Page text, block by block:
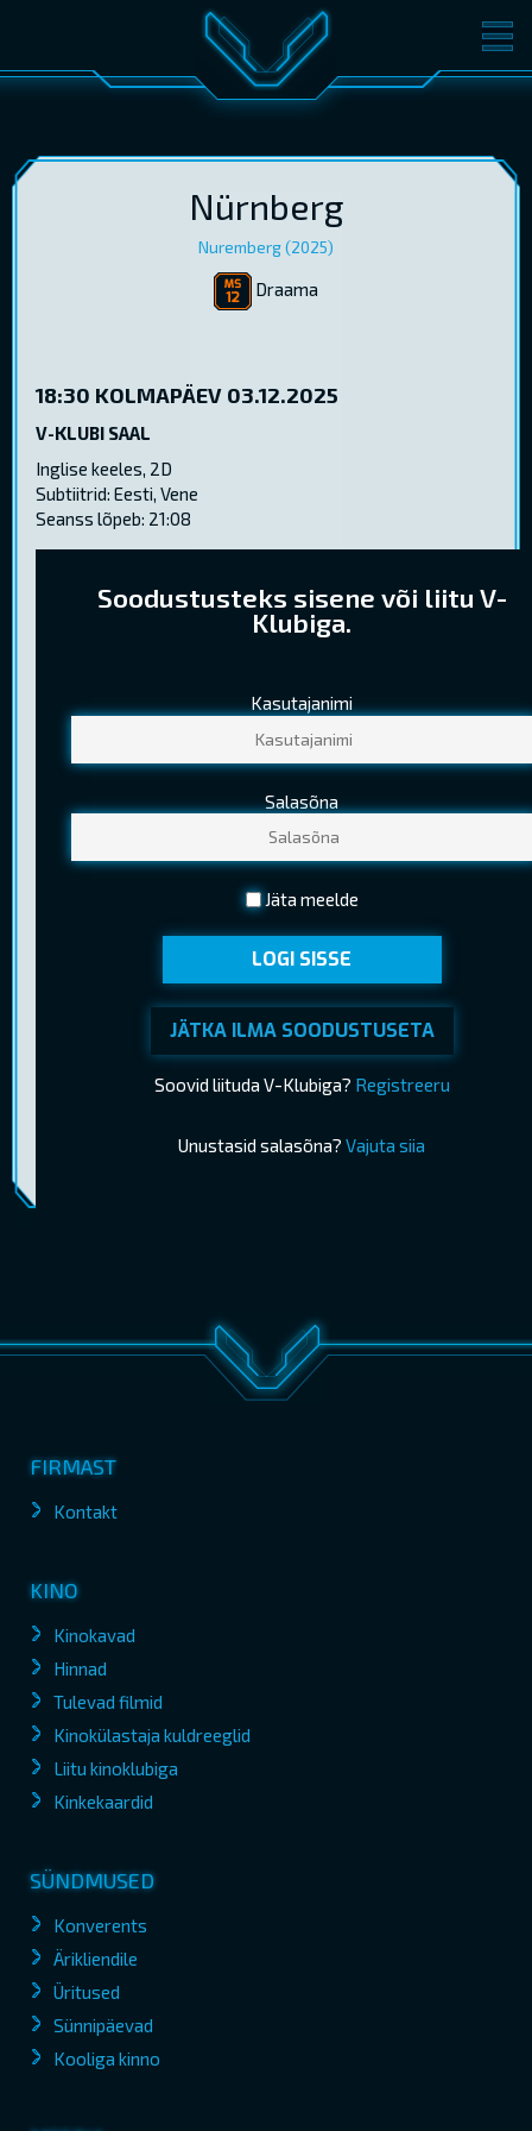
FILMID PILETID
KINKEKAARDID
Nürnberg
Nuremberg (2025)
Draama
18:30 KOLMAPÄEV 03.12.2025
V-KLUBI SAAL
Inglise keeles, 2D
Subtiitrid: Eesti, Vene
Seanss lõpeb: 21:08
Soodustusteks sisene või liitu V-
Klubiga.
Kasutajanimi
Salasõna
Jäta meelde
LOGI SISSE
JÄTKA ILMA SOODUSTUSETA
Soovid liituda V-Klubiga? Registreeru
Unustasid salasõna? Vajuta siia
PILETIHINNAD
Tavapilet 9,50 €
Lapsepilet 5,80 €
(Kehtib EV pensionitunnistuse esitamisel)
Piletimüük lõppes 03.12.2025 18:30 OSTA PILETID
FIRMAST
Kontakt
KINO
Kinokavad
Hinnad
Tulevad filmid
Kinokülastaja kuldreeglid
Liitu kinoklubiga
Kinkekaardid
SÜNDMUSED
Konverents
Ärikliendile
Üritused
Sünnipäevad
Kooliga kinno